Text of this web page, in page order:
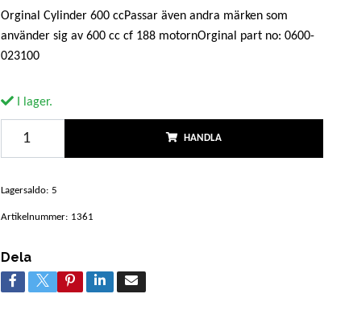
Orginal Cylinder 600 ccPassar även andra märken som
använder sig av 600 cc cf 188 motornOrginal part no: 0600-
023100
I lager.
HANDLA
Lagersaldo: 5
Artikelnummer: 1361
Dela